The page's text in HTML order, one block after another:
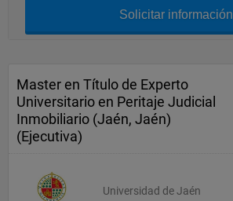
Solicitar información
Master en Título de Experto
Universitario en Peritaje Judicial
Inmobiliario (Jaén, Jaén)
(Ejecutiva)
Universidad de Jaén